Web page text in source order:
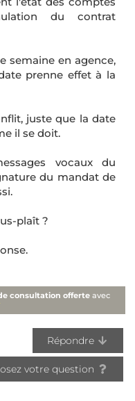
du contrat
semaine en agence,
prenne effet à la
juste que la date
il se doit.
vocaux du
du mandat de
plaît ?
consultation offerte avec
Répondre
votre question